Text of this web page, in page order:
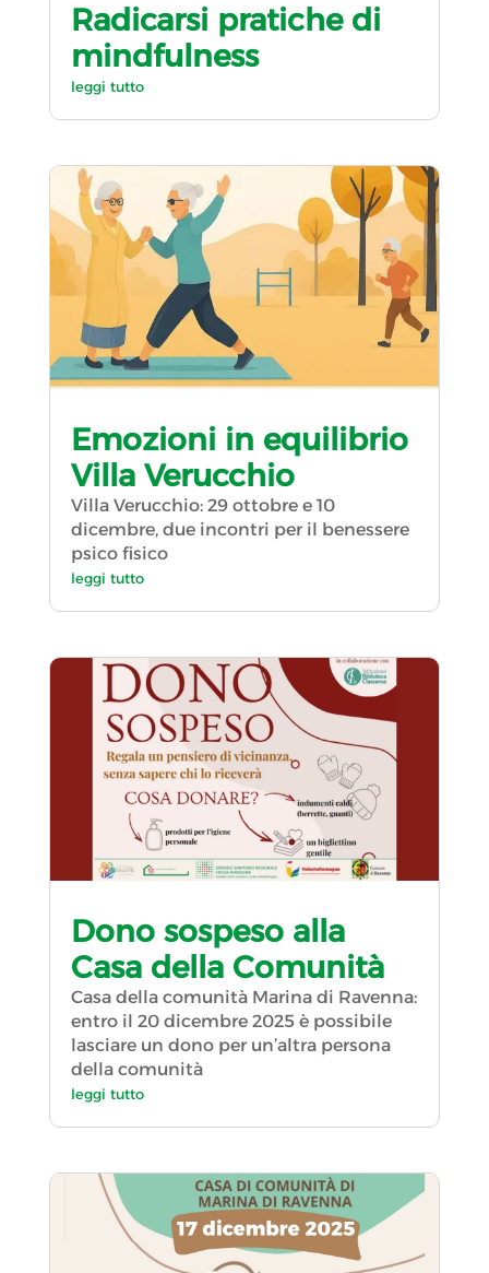
Radicarsi pratiche di
mindfulness
leggi tutto
Emozioni in equilibrio
Villa Verucchio
Villa Verucchio: 29 ottobre e 10
dicembre, due incontri per il benessere
psico fisico
leggi tutto
Dono sospeso alla
Casa della Comunità
Casa della comunità Marina di Ravenna:
entro il 20 dicembre 2025 è possibile
lasciare un dono per un’altra persona
della comunità
leggi tutto